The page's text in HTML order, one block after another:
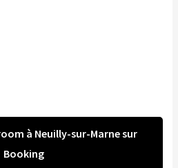
à Neuilly-sur-Marne sur
Booking